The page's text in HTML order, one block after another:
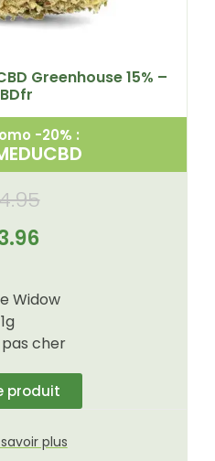
Greenhouse 15% –
-20% :
Widow
pas cher
produit
plus